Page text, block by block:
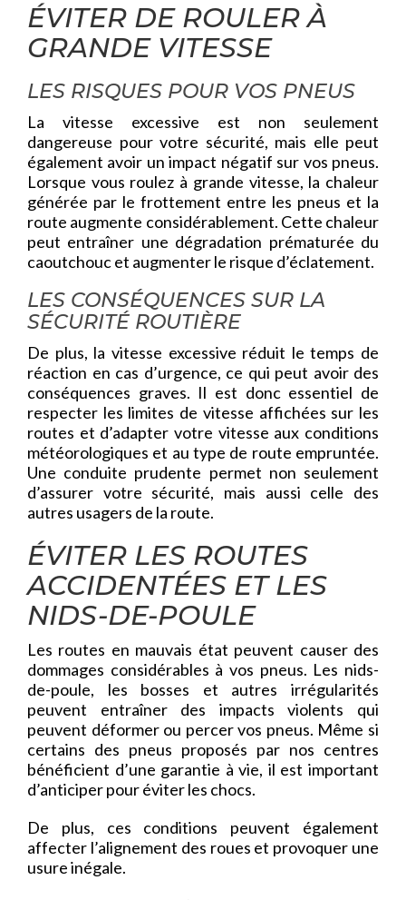
ÉVITER DE ROULER À
GRANDE VITESSE
LES RISQUES POUR VOS PNEUS
La vitesse excessive est non seulement
dangereuse pour votre sécurité, mais elle peut
également avoir un impact négatif sur vos pneus.
Lorsque vous roulez à grande vitesse, la chaleur
générée par le frottement entre les pneus et la
route augmente considérablement. Cette chaleur
peut entraîner une dégradation prématurée du
caoutchouc et augmenter le risque d’éclatement.
LES CONSÉQUENCES SUR LA
SÉCURITÉ ROUTIÈRE
De plus, la vitesse excessive réduit le temps de
réaction en cas d’urgence, ce qui peut avoir des
conséquences graves. Il est donc essentiel de
respecter les limites de vitesse affichées sur les
routes et d’adapter votre vitesse aux conditions
météorologiques et au type de route empruntée.
Une conduite prudente permet non seulement
d’assurer votre sécurité, mais aussi celle des
autres usagers de la route.
ÉVITER LES ROUTES
ACCIDENTÉES ET LES
NIDS-DE-POULE
Les routes en mauvais état peuvent causer des
dommages considérables à vos pneus. Les nids-
de-poule, les bosses et autres irrégularités
peuvent entraîner des impacts violents qui
peuvent déformer ou percer vos pneus. Même si
certains des pneus proposés par nos centres
bénéficient d’une garantie à vie, il est important
d’anticiper pour éviter les chocs.
De plus, ces conditions peuvent également
affecter l’alignement des roues et provoquer une
usure inégale.